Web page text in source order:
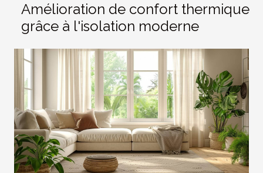
Amélioration de confort thermique
grâce à l'isolation moderne